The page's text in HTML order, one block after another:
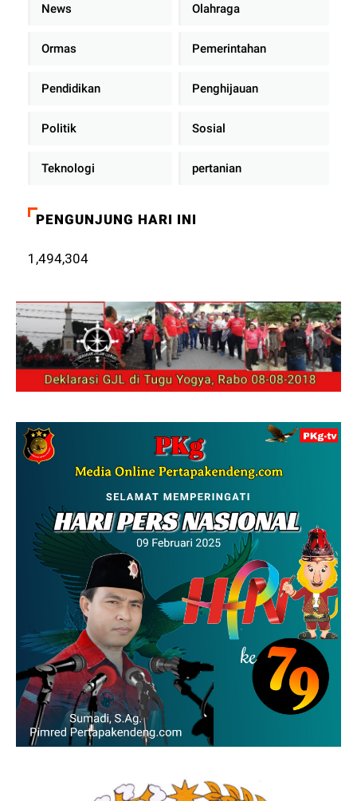
News Olahraga
Ormas Pemerintahan
Pendidikan Penghijauan
Politik Sosial
Teknologi pertanian
PENGUNJUNG HARI INI
1,494,304